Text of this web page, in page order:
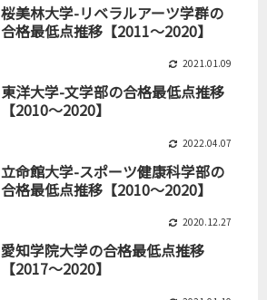
桜美林大学-リベラルアーツ学群の
合格最低点推移【2011～2020】
2021.01.09
東洋大学-文学部の合格最低点推移
【2010～2020】
2022.04.07
立命館大学-スポーツ健康科学部の
合格最低点推移【2010～2020】
2020.12.27
愛知学院大学の合格最低点推移
【2017～2020】